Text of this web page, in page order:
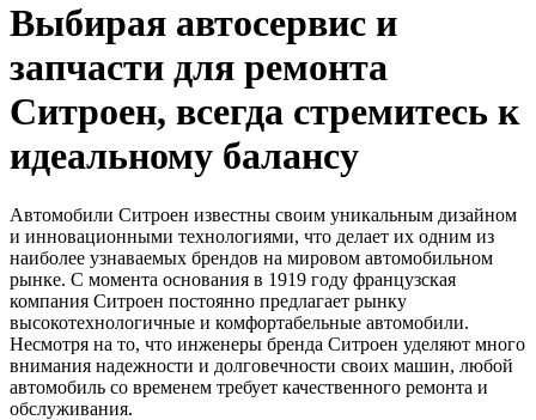
Выбирая автосервис и
запчасти для ремонта
Ситроен, всегда стремитесь к
идеальному балансу
Автомобили Ситроен известны своим уникальным дизайном
и инновационными технологиями, что делает их одним из
наиболее узнаваемых брендов на мировом автомобильном
рынке. С момента основания в 1919 году французская
компания Ситроен постоянно предлагает рынку
высокотехнологичные и комфортабельные автомобили.
Несмотря на то, что инженеры бренда Ситроен уделяют много
внимания надежности и долговечности своих машин, любой
автомобиль со временем требует качественного ремонта и
обслуживания.